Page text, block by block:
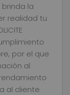
la
realidad tu
por el que
al
al cliente